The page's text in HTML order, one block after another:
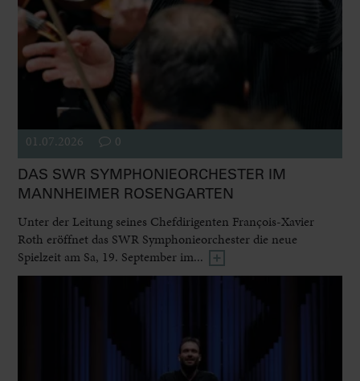
01.07.2026 0
DAS SWR SYMPHONIEORCHESTER IM
MANNHEIMER ROSENGARTEN
Unter der Leitung seines Chefdirigenten François-Xavier
Roth eröffnet das SWR Symphonieorchester die neue
Spielzeit am Sa, 19. September im...